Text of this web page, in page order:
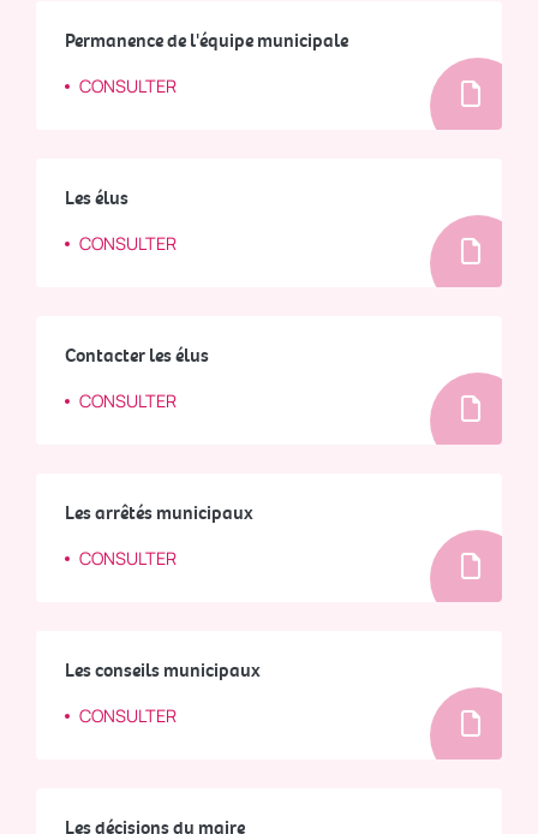
Permanence de l'équipe municipale
CONSULTER
Les élus
CONSULTER
Contacter les élus
CONSULTER
Les arrêtés municipaux
CONSULTER
Les conseils municipaux
CONSULTER
Les décisions du maire